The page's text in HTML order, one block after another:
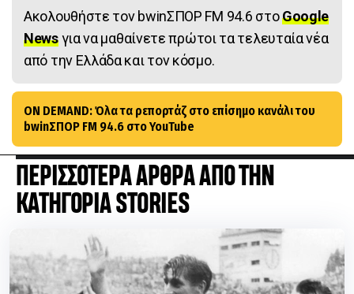
Ακολουθήστε τον bwinΣΠΟΡ FM 94.6 στοGoogle
Newsγια να μαθαίνετε πρώτοι τα τελευταία νέα
από την Ελλάδα και τον κόσμο.
ON DEMAND: Όλα τα ρεπορτάζ στο επίσημο κανάλι του
bwinΣΠΟΡ FM 94.6 στο YouTube
ΠΕΡΙΣΣΟΤΕΡΑ ΑΡΘΡΑ ΑΠΟ ΤΗΝ
ΚΑΤΗΓΟΡΙΑ STORIES